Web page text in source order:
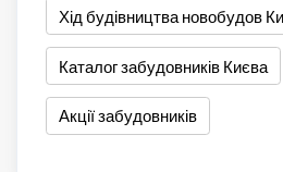
Хід будівництва новобудов
Каталог забудовників Києва
Акції забудовників